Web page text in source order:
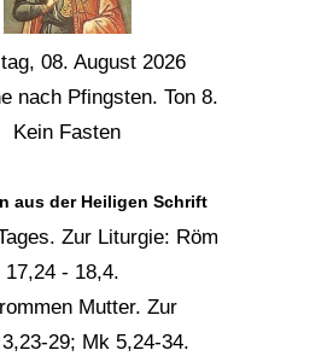
08. August 2026
nach Pfingsten. Ton 8.
Kein Fasten
aus der Heiligen Schrift
Zur Liturgie: Röm
17,24 - 18,4.
Mutter. Zur
29; Mk 5,24-34.